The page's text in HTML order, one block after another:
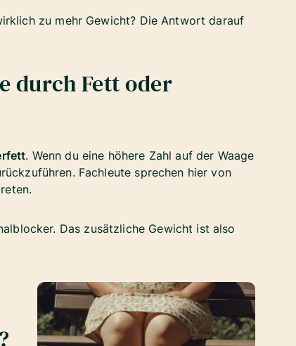
zu mehr Gewicht? Die Antwort darauf
durch Fett oder
. Wenn du eine höhere Zahl auf der Waage
Fachleute sprechen hier von
Das zusätzliche Gewicht ist also